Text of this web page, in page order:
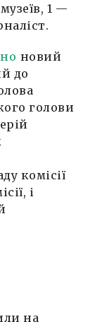
1 —
новий
до
голови
комісії
і
на